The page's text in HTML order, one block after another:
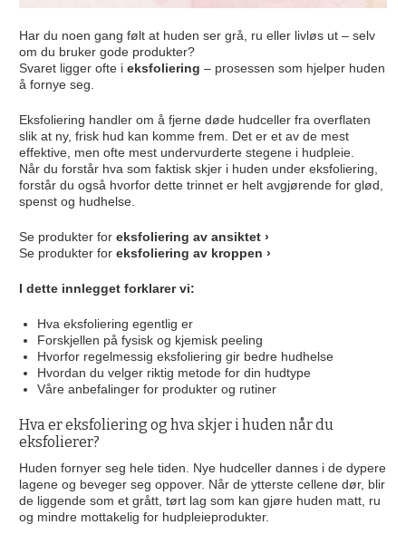
Har du noen gang følt at huden ser grå, ru eller livløs ut – selv
om du bruker gode produkter?
Svaret ligger ofte i eksfoliering – prosessen som hjelper huden
å fornye seg.
Eksfoliering handler om å fjerne døde hudceller fra overflaten
slik at ny, frisk hud kan komme frem. Det er et av de mest
effektive, men ofte mest undervurderte stegene i hudpleie.
Når du forstår hva som faktisk skjer i huden under eksfoliering,
forstår du også hvorfor dette trinnet er helt avgjørende for glød,
spenst og hudhelse.
Se produkter for eksfoliering av ansiktet ›
Se produkter for eksfoliering av kroppen ›
I dette innlegget forklarer vi:
Hva eksfoliering egentlig er
Forskjellen på fysisk og kjemisk peeling
Hvorfor regelmessig eksfoliering gir bedre hudhelse
Hvordan du velger riktig metode for din hudtype
Våre anbefalinger for produkter og rutiner
Hva er eksfoliering og hva skjer i huden når du
eksfolierer?
Huden fornyer seg hele tiden. Nye hudceller dannes i de dypere
lagene og beveger seg oppover. Når de ytterste cellene dør, blir
de liggende som et grått, tørt lag som kan gjøre huden matt, ru
og mindre mottakelig for hudpleieprodukter.